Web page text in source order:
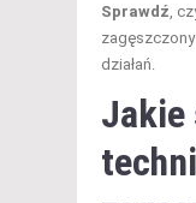
Sprawdź ,
działań.
Jakie